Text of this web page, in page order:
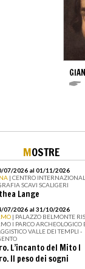
MOSTRE
07/2026 al 01/11/2026
| CENTRO
SCAVI SCALIGERI
Lange
07/2026 al 31/10/2026
| PALAZZO BELMONTE
I PARCO ARCHEOLOGICO
VALLE DEI TEMPLI -
L’incanto del Mito I
Il peso dei sogni